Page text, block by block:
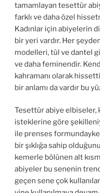
tamamlayan tesettür
farklı ve daha özel
Kadınlar için abiyelerin
bir yeri vardır. Her
modelleri, tül ve dantel
ve daha feminendir.
kahramanı olarak
bir anlamı da vardır bu
Tesettür abiye elbiseler,
isteklerine göre
ile prenses
bir şıklığa sahip
kemerle bölünen alt
abiyeler bu senenin
geçen sene çok